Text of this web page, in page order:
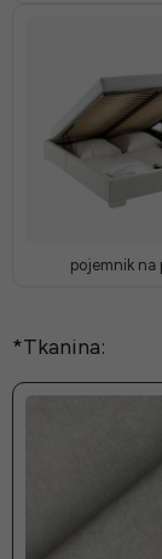
pojemnik na
*Tkanina: